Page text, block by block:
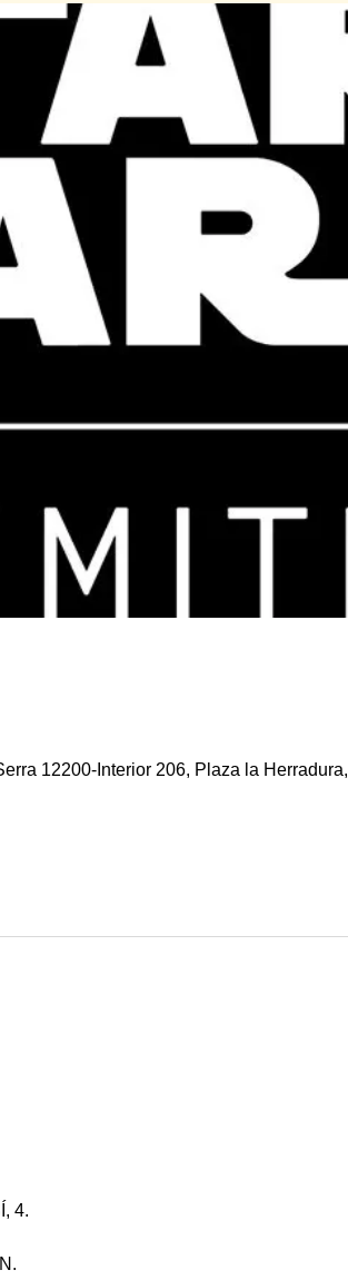
12200-Interior 206, Plaza la Herradura,
4.